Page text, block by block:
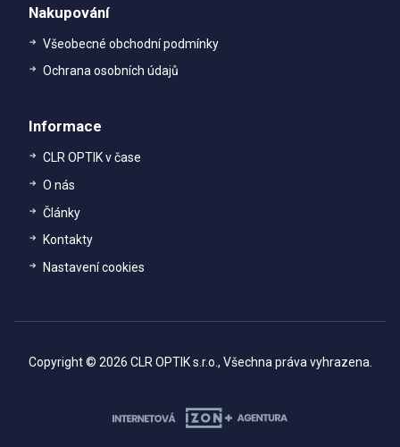
Nakupování
Všeobecné obchodní podmínky
Ochrana osobních údajů
Informace
CLR OPTIK v čase
O nás
Články
Kontakty
Nastavení cookies
Copyright © 2026 CLR OPTIK s.r.o., Všechna práva vyhrazena.